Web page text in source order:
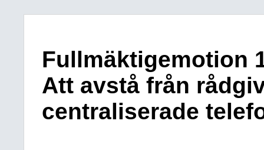
Fullmäktigemotion
Att avstå från
centraliserade